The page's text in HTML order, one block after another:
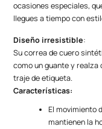
ocasiones especiales,
llegues a tiempo con
Diseño irresistible:
Su correa de cuero
como un guante y
traje de etiqueta.
Características:
El movimiento
mantienen la